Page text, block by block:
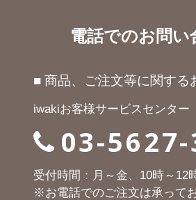
電話でのお問い
■ 商品、ご注文等に関する
iwakiお客様サービスセンター
03-
受付時間：月～金、10時～12
※お電話でのご注文は承って